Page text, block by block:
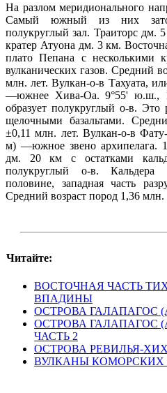
На разлом меридионального
Самый южный из них
полукруглый зал. Траиторс
кратер Атуона дм. 3 км.
плато Пепана с несколькими
вулканических газов. Средний
млн. лет. Вулкан-о-в Тахуата,
—южнее Хива-Оа. 9°55' ю.ш.,
образует полукруглый о-в.
щелочными базальтами.
±0,11 млн. лет. Вулкан-о-в
м) —южное звено архипелага.
дм. 20 км с остатками
полукруглый о-в. Кальдера
половине, западная часть
Средний возраст пород 1,36 млн.
Читайте:
ВОСТОЧНАЯ ЧАСТЬ
ВПАДИНЫ
ОСТРОВА ГАЛАПАГОС
ОСТРОВА ГАЛАПАГОС
ЧАСТЬ 2
ОСТРОВА РЕВИЛЬЯ-
ВУЛКАНЫ КОМОРСКИХ